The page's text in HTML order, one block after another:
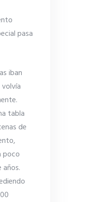
pasa
iban
tabla
de
poco
años.